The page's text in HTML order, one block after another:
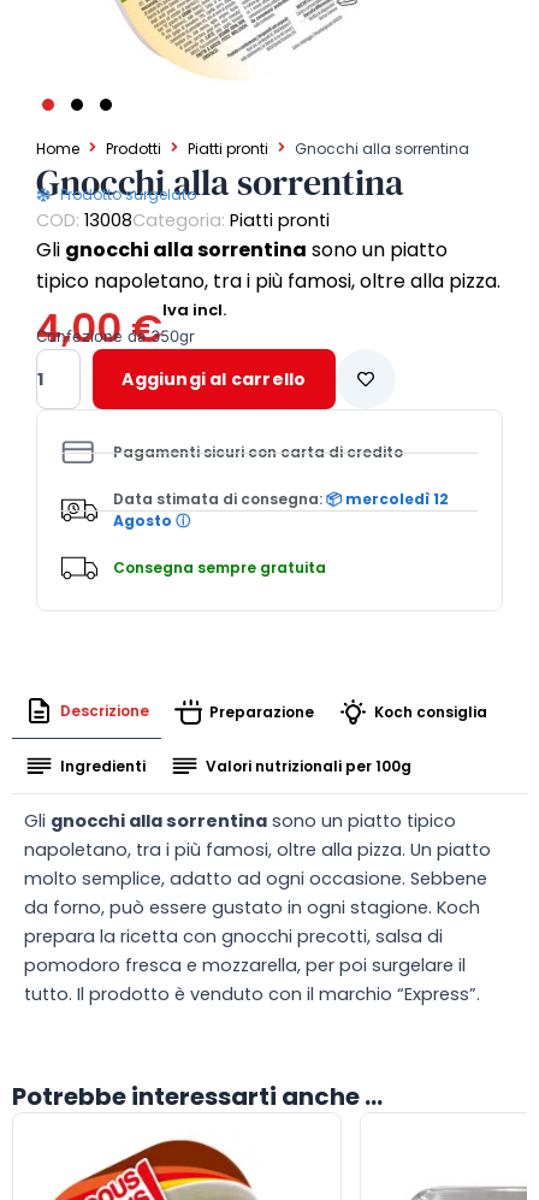
Home Prodotti Piatti pronti Gnocchi alla sorrentina
Gnocchi alla sorrentina
Prodotto surgelato
COD: 13008Categoria: Piatti pronti
Gli gnocchi alla sorrentina sono un piatto
tipico napoletano, tra i più famosi, oltre alla pizza.
4,00€Iva incl.
Confezione da 350gr
Gnocchi
alla
sorrentina
Aggiungi al carrello
Pagamenti sicuri con carta di credito
Data stimata di consegna:📦 mercoledì 12
Agosto ⓘ
Consegna sempre gratuita
Descrizione Preparazione Koch consiglia
Ingredienti Valori nutrizionali per 100g
Gli gnocchi alla sorrentina sono un piatto tipico
napoletano, tra i più famosi, oltre alla pizza. Un piatto
molto semplice, adatto ad ogni occasione. Sebbene
da forno, può essere gustato in ogni stagione. Koch
prepara la ricetta con gnocchi precotti, salsa di
pomodoro fresca e mozzarella, per poi surgelare il
tutto. Il prodotto è venduto con il marchio “Express”.
Potrebbe interessarti anche ...
prezzo
Il
prezzo